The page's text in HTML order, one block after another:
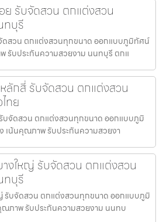
ย รับจัดสวน ตกแต่งสวน
บุรี
ดสวน ตกแต่งสวนทุกขนาด ออกแบบภูมิทัศน์
รับประกันความสวยงาม นนทบุรี ตกแ
กสี่ รับจัดสวน ตกแต่งสวน
ทย
จัดสวน ตกแต่งสวนทุกขนาด ออกแบบภูมิ
เน้นคุณภาพ รับประกันความสวยงา
งใหญ่ รับจัดสวน ตกแต่งสวน
บุรี
รับจัดสวน ตกแต่งสวนทุกขนาด ออกแบบภูมิ
ณภาพ รับประกันความสวยงาม นนทบ